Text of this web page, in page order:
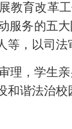
育改革工
服务的五
，以司
，学生亲
谐法治